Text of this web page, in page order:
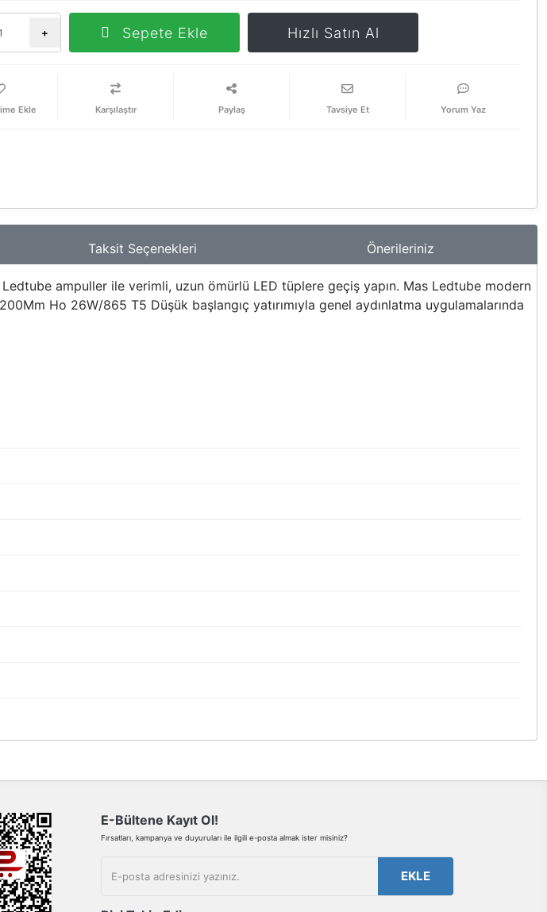
+ Sepete Ekle Hızlı Satın Al
Karşılaştır Paylaş Tavsiye Et Yorum Yaz
Taksit Seçenekleri Önerileriniz
ampuller ile verimli, uzun ömürlü LED tüplere geçiş yapın. Mas Ledtube modern
Ho 26W/865 T5 Düşük başlangıç yatırımıyla genel aydınlatma uygulamalarında
E-Bültene Kayıt Ol!
Fırsatları, kampanya ve duyuruları ile ilgili e-posta almak ister misiniz?
EKLE